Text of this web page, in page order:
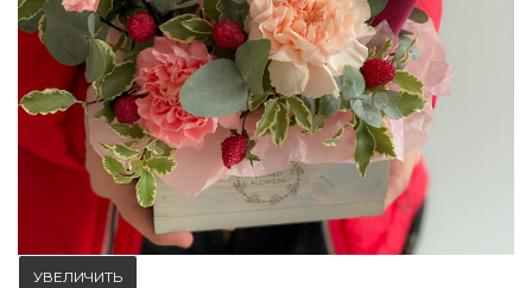
УВЕЛИЧИТЬ